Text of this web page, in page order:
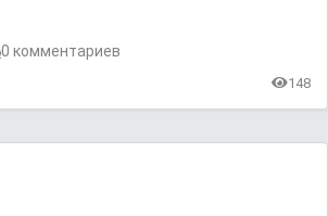
0 комментариев
148